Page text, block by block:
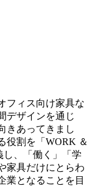
フィス向け家具な
デザインを通じ
きあってきまし
役割を「WORK ＆
し、「働く」「学
家具だけにとらわ
業となることを目